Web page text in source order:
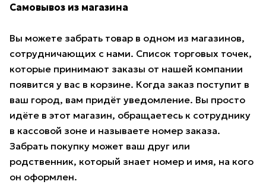
Самовывоз из магазина
Вы можете забрать товар в одном из магазинов,
сотрудничающих с нами. Список торговых точек,
которые принимают заказы от нашей компании
появится у вас в корзине. Когда заказ поступит в
ваш город, вам придёт уведомление. Вы просто
идёте в этот магазин, обращаетесь к сотруднику
в кассовой зоне и называете номер заказа.
Забрать покупку может ваш друг или
родственник, который знает номер и имя, на кого
он оформлен.